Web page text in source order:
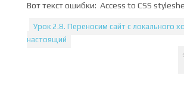
Вот текст ошибки: Access to CSS
Урок 2.8. Переносим сайт с локального
настоящий